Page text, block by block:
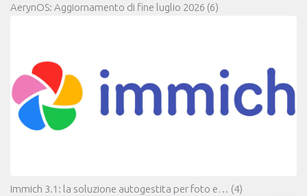
AerynOS: Aggiornamento di fine luglio 2026 (6)
Immich 3.1: la soluzione autogestita per foto e… (4)